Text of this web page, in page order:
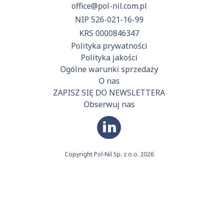
office@pol-nil.com.pl
NIP 526-021-16-99
KRS 0000846347
Polityka prywatności
Polityka jakości
Ogólne warunki sprzedaży
O nas
ZAPISZ SIĘ DO NEWSLETTERA
Obserwuj nas
Copyright Pol-Nil Sp. z o.o. 2026